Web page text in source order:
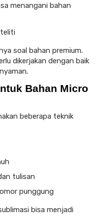
menangani bahan
teliti
soal bahan premium.
dikerjakan dengan baik
Bahan Micro
beberapa teknik
tulisan
punggung
bisa menjadi